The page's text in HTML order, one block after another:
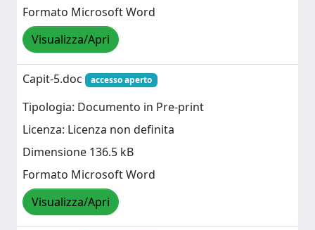
Formato Microsoft Word
Visualizza/Apri
Capit-5.doc accesso aperto
Tipologia: Documento in Pre-print
Licenza: Licenza non definita
Dimensione 136.5 kB
Formato Microsoft Word
Visualizza/Apri